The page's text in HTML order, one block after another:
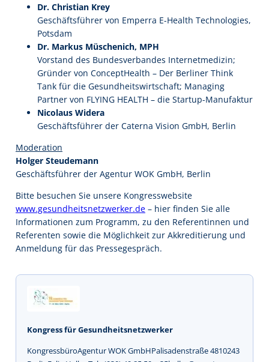
Dr. Christian Krey
Geschäftsführer von Emperra E-Health Technologies,
Potsdam
Dr. Markus Müschenich, MPH
Vorstand des Bundesverbandes Internetmedizin;
Gründer von ConceptHealth – Der Berliner Think
Tank für die Gesundheitswirtschaft; Managing
Partner von FLYING HEALTH – die Startup-Manufaktur
Nicolaus Widera
Geschäftsführer der Caterna Vision GmbH, Berlin
Moderation
Holger Steudemann
Geschäftsführer der Agentur WOK GmbH, Berlin
Bitte besuchen Sie unsere Kongresswebsite
www.gesundheitsnetzwerker.de – hier finden Sie alle
Informationen zum Programm, zu den Referentinnen und
Referenten sowie die Möglichkeit zur Akkreditierung und
Anmeldung für das Pressegespräch.
Kongress für Gesundheitsnetzwerker
KongressbüroAgentur WOK GmbHPalisadenstraße 4810243